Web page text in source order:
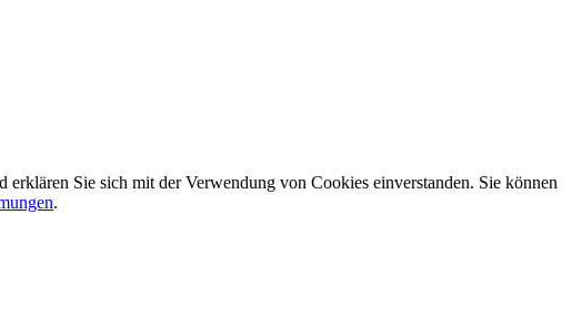
Sie sich mit der Verwendung von Cookies einverstanden. Sie können
.